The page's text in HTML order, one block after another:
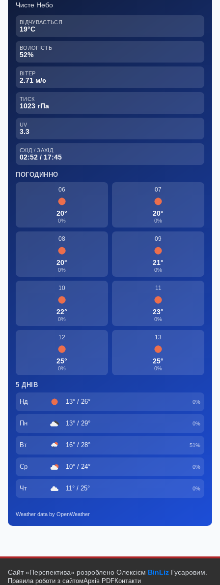
Чисте Небо
ВІДЧУВАЄТЬСЯ
19°C
ВОЛОГІСТЬ
52%
ВІТЕР
2.71 м/с
ТИСК
1023 гПа
UV
3.3
СХІД / ЗАХІД
02:52 / 17:45
ПОГОДИННО
06
20°
0%
07
20°
0%
08
20°
0%
09
21°
0%
10
22°
0%
11
23°
0%
12
25°
0%
13
25°
0%
5 ДНІВ
Нд 13° / 26° 0%
Пн 13° / 29° 0%
Вт 16° / 28° 51%
Ср 10° / 24° 0%
Чт 11° / 25° 0%
Weather data by OpenWeather
Сайт «Перспектива» розроблено Олексієм BinLiz Гусаровим.
Правила роботи з сайтомАрхів PDFКонтакти